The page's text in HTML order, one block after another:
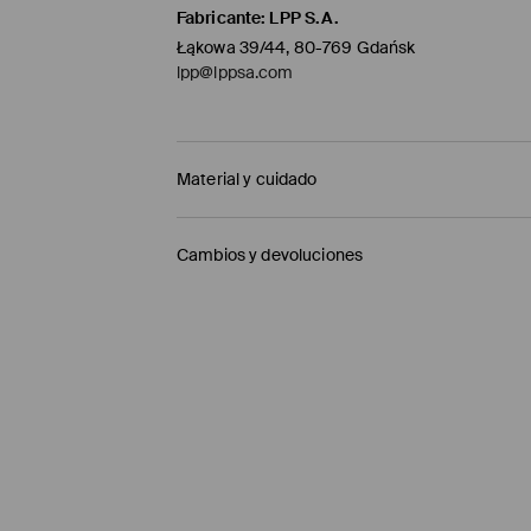
Fabricante: LPP S.A.
Łąkowa 39/44, 80-769 Gdańsk
lpp@lppsa.com
Material y cuidado
Principal 92% POLYESTER, 8% ELASTANE
Cambios y devoluciones